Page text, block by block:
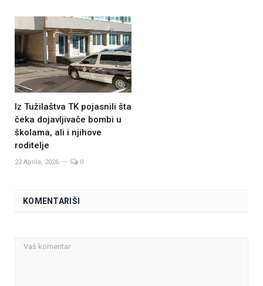
Iz Tužilaštva TK pojasnili šta
čeka dojavljivače bombi u
školama, ali i njihove
roditelje
22 Aprila, 2026 0
KOMENTARIŠI